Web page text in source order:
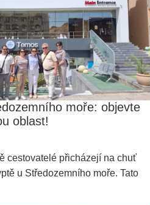
moře: objevte
oblast!
cestovatelé přicházejí na chuť
u Středozemního moře. Tato
oblast nabídne